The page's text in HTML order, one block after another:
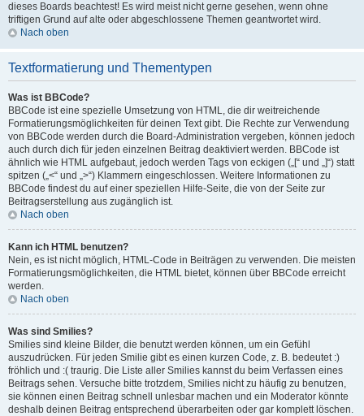
dieses Boards beachtest! Es wird meist nicht gerne gesehen, wenn ohne
triftigen Grund auf alte oder abgeschlossene Themen geantwortet wird.
Nach oben
Textformatierung und Thementypen
Was ist BBCode?
BBCode ist eine spezielle Umsetzung von HTML, die dir weitreichende
Formatierungsmöglichkeiten für deinen Text gibt. Die Rechte zur Verwendung
von BBCode werden durch die Board-Administration vergeben, können jedoch
auch durch dich für jeden einzelnen Beitrag deaktiviert werden. BBCode ist
ähnlich wie HTML aufgebaut, jedoch werden Tags von eckigen („[“ und „]“) statt
spitzen („<“ und „>“) Klammern eingeschlossen. Weitere Informationen zu
BBCode findest du auf einer speziellen Hilfe-Seite, die von der Seite zur
Beitragserstellung aus zugänglich ist.
Nach oben
Kann ich HTML benutzen?
Nein, es ist nicht möglich, HTML-Code in Beiträgen zu verwenden. Die meisten
Formatierungsmöglichkeiten, die HTML bietet, können über BBCode erreicht
werden.
Nach oben
Was sind Smilies?
Smilies sind kleine Bilder, die benutzt werden können, um ein Gefühl
auszudrücken. Für jeden Smilie gibt es einen kurzen Code, z. B. bedeutet :)
fröhlich und :( traurig. Die Liste aller Smilies kannst du beim Verfassen eines
Beitrags sehen. Versuche bitte trotzdem, Smilies nicht zu häufig zu benutzen,
sie können einen Beitrag schnell unlesbar machen und ein Moderator könnte
deshalb deinen Beitrag entsprechend überarbeiten oder gar komplett löschen.